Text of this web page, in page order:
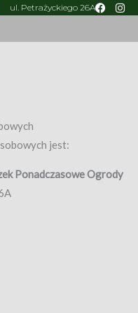
ul. Petrażyckiego 26A
jest:
Ponadczasowe Ogrody